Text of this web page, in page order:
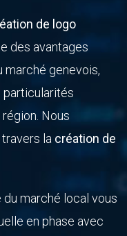
de logo
des avantages
marché genevois,
particularités
Nous
la création de
marché local vous
en phase avec